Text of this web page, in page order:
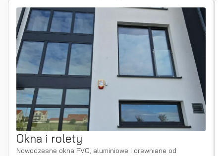
Okna i rolety
Nowoczesne okna PVC, aluminiowe i drewniane od